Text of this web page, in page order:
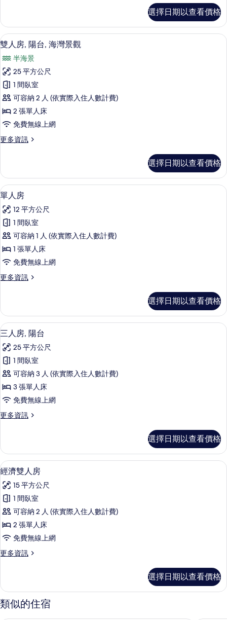
有
相
片
房,
陽
台
詳
情
選擇日期以查看價格
顯
示
雙
人
房,
陽
台,
灣
觀
的
所
有
相
片
8
雙人房, 陽台, 海灣景觀
半海景
25 平方公尺
1 間臥室
可容納 2 人 (依實際入住人數計費)
2 張單人床
免費無線上網
更多資訊
更
房,
陽
台,
灣
景
觀
的
詳
情
選擇日期以查看價格
顯
示
單
人
房
的
有
片
單人房 | 客房內保險箱、書桌、隔音
3
單人房
12 平方公尺
1 間臥室
可容納 1 人 (依實際入住人數計費)
1 張單人床
免費無線上網
更多資訊
更
房
的
詳
選擇日期以查看價格
顯
示
三
人
房,
陽
的
有
相
片
三人房, 陽台 | 客房內保險箱、書桌、
11
三人房, 陽台
25 平方公尺
1 間臥室
可容納 3 人 (依實際入住人數計費)
3 張單人床
免費無線上網
更多資訊
更
房,
陽
台
詳
情
選擇日期以查看價格
顯
示
經
濟
雙
人
的
有
相
片
客房內保險箱、書桌、隔音、熨斗/熨
4
經濟雙人房
15 平方公尺
1 間臥室
可容納 2 人 (依實際入住人數計費)
2 張單人床
免費無線上網
更多資訊
更
雙
人
房
選擇日期以查看價格
類似的住宿